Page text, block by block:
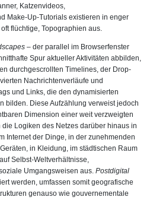
Katzenvideos,
Make-Up-Tutorials existieren in enger
flüchtige, Topographien aus.
– der parallel im Browserfenster
Spur aktueller Aktivitäten abbilden,
durchgescrollten Timelines, der Drop-
Nachrichtenverläufe und
und Links, die den dynamisierten
bilden. Diese Aufzählung verweist jedoch
Dimension einer weit verzweigten
die Logiken des Netzes darüber hinaus in
Internet der Dinge, in der zunehmenden
in Kleidung, im städtischen Raum
Selbst-Weltverhältnisse,
Umgangsweisen aus. Postdigital
werden, umfassen somit geografische
genauso wie gouvernementale